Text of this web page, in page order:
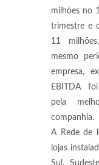
milhões no
trimestre e
11
mesmo
empresa,
EBITDA
pela
companhia.
A Rede de
lojas
Sul,